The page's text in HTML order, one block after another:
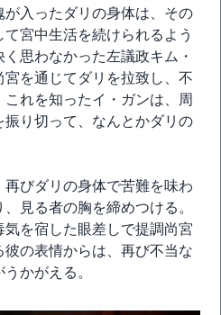
入ったダリの身体は、その
宮中生活を続けられるよう
思わなかった左議政キム・
を通じてダリを拉致し、不
れを知ったイ・ガンは、周
振り切って、なんとかダリの
びダリの身体で苦難を味わ
見る者の胸を締めつける。
を宿した眼差しで提調尚宮
の表情からは、再び不当な
かがえる。